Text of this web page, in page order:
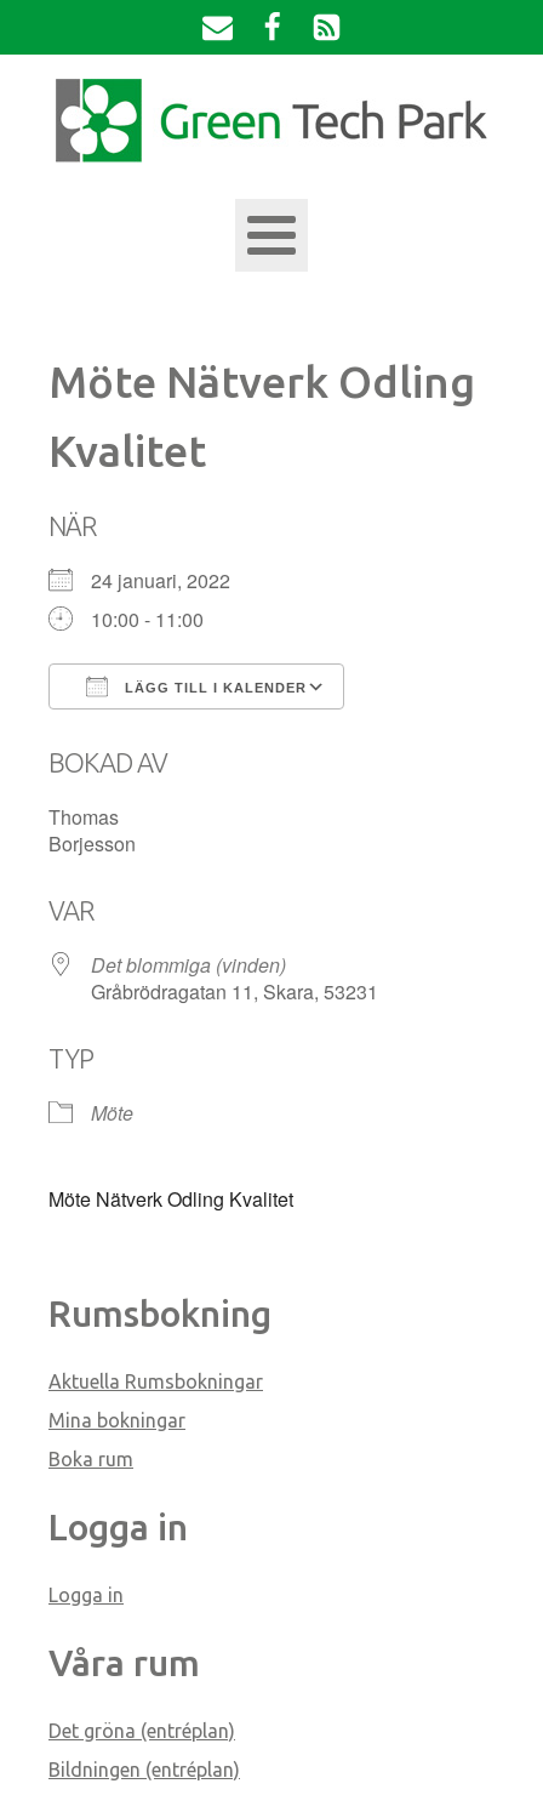
Möte Nätverk Odling
Kvalitet
NÄR
24 januari, 2022
10:00 - 11:00
LÄGG TILL I KALENDER
BOKAD AV
Thomas
Borjesson
VAR
Det blommiga (vinden)
Gråbrödragatan 11, Skara, 53231
TYP
Möte
Möte Nätverk Odling Kvalitet
Rumsbokning
Aktuella Rumsbokningar
Mina bokningar
Boka rum
Logga in
Logga in
Våra rum
Det gröna (entréplan)
Bildningen (entréplan)